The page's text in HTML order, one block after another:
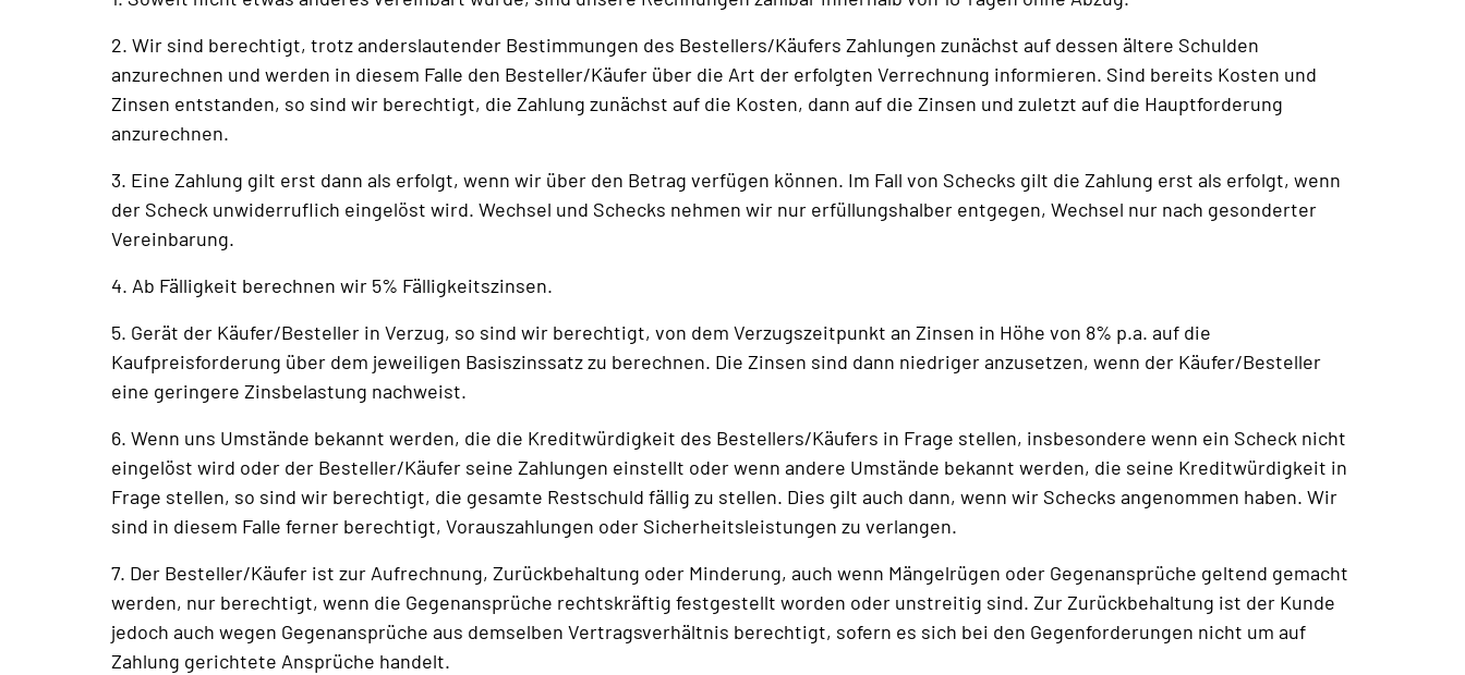
2. Wir sind berechtigt, trotz anderslautender Bestimmungen des Bestellers/Käufers Zahlungen zunächst auf dessen ältere Schulden
anzurechnen und werden in diesem Falle den Besteller/Käufer über die Art der erfolgten Verrechnung informieren. Sind bereits Kosten und
Zinsen entstanden, so sind wir berechtigt, die Zahlung zunächst auf die Kosten, dann auf die Zinsen und zuletzt auf die Hauptforderung
anzurechnen.
3. Eine Zahlung gilt erst dann als erfolgt, wenn wir über den Betrag verfügen können. Im Fall von Schecks gilt die Zahlung erst als erfolgt, wenn
der Scheck unwiderruflich eingelöst wird. Wechsel und Schecks nehmen wir nur erfüllungshalber entgegen, Wechsel nur nach gesonderter
Vereinbarung.
4. Ab Fälligkeit berechnen wir 5% Fälligkeitszinsen.
5. Gerät der Käufer/Besteller in Verzug, so sind wir berechtigt, von dem Verzugszeitpunkt an Zinsen in Höhe von 8% p.a. auf die
Kaufpreisforderung über dem jeweiligen Basiszinssatz zu berechnen. Die Zinsen sind dann niedriger anzusetzen, wenn der Käufer/Besteller
eine geringere Zinsbelastung nachweist.
6. Wenn uns Umstände bekannt werden, die die Kreditwürdigkeit des Bestellers/Käufers in Frage stellen, insbesondere wenn ein Scheck nicht
eingelöst wird oder der Besteller/Käufer seine Zahlungen einstellt oder wenn andere Umstände bekannt werden, die seine Kreditwürdigkeit in
Frage stellen, so sind wir berechtigt, die gesamte Restschuld fällig zu stellen. Dies gilt auch dann, wenn wir Schecks angenommen haben. Wir
sind in diesem Falle ferner berechtigt, Vorauszahlungen oder Sicherheitsleistungen zu verlangen.
7. Der Besteller/Käufer ist zur Aufrechnung, Zurückbehaltung oder Minderung, auch wenn Mängelrügen oder Gegenansprüche geltend gemacht
werden, nur berechtigt, wenn die Gegenansprüche rechtskräftig festgestellt worden oder unstreitig sind. Zur Zurückbehaltung ist der Kunde
jedoch auch wegen Gegenansprüche aus demselben Vertragsverhältnis berechtigt, sofern es sich bei den Gegenforderungen nicht um auf
Zahlung gerichtete Ansprüche handelt.